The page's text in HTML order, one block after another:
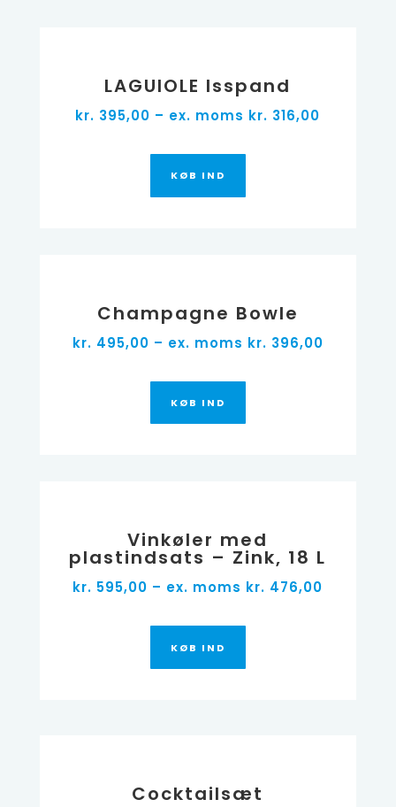
LAGUIOLE Isspand
kr. 395,00 – ex. moms kr. 316,00
KØB IND
Champagne Bowle
kr. 495,00 – ex. moms kr. 396,00
KØB IND
Vinkøler med
plastindsats – Zink, 18 L
kr. 595,00 – ex. moms kr. 476,00
KØB IND
Cocktailsæt